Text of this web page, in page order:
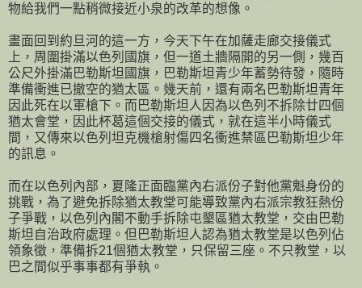
物給我們一點稍微接近小泉的改革的想像。
畫面回到約旦河的這一方，今天下午在加薩走廊交接儀式
上，周圍掛滿以色列國旗，但一道土牆隔開的另一側，幾百
公尺外掛滿巴勒斯坦國旗，巴勒斯坦青少年蓄勢待發，隨時
準備衝進已撤空的猶太區。幾天前，還有兩名巴勒斯坦青年
因此死在以軍槍下。而巴勒斯坦人因為以色列不拆除廿四個
猶太會堂，因此杯葛這個交接的儀式，就在這半小時儀式
間，又傳來以色列坦克機槍射傷四名衝進禁區巴勒斯坦少年
的訊息。
而在以色列內部，夏隆正面臨黨內右派份子對他黨魁身份的
挑戰，為了避免拆除猶太教堂可能導致黨內右派宗教狂熱份
子爭戰，以色列內閣不動手拆除屯墾區猶太教堂，交由巴勒
斯坦自治政府處理。但巴勒斯坦人認為猶太教堂是以色列佔
領象徵，準備拆21個猶太教堂，只保留三座。不只教堂，以
巴之間似乎事事都有爭執。